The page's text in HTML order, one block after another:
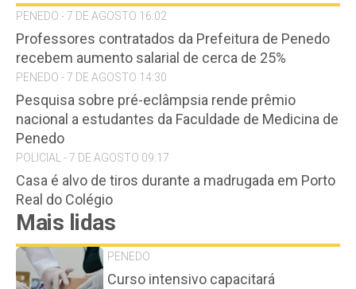
PENEDO - 7 DE AGOSTO 16:02
Professores contratados da Prefeitura de Penedo
recebem aumento salarial de cerca de 25%
PENEDO - 7 DE AGOSTO 14:30
Pesquisa sobre pré-eclâmpsia rende prêmio
nacional a estudantes da Faculdade de Medicina de
Penedo
POLICIAL - 7 DE AGOSTO 09:17
Casa é alvo de tiros durante a madrugada em Porto
Real do Colégio
Mais lidas
PENEDO
Curso intensivo capacitará